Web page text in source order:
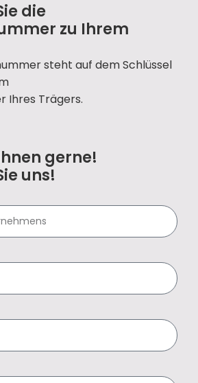
die
zu Ihrem
steht auf dem Schlüssel
Ihres Trägers.
gerne!
uns!